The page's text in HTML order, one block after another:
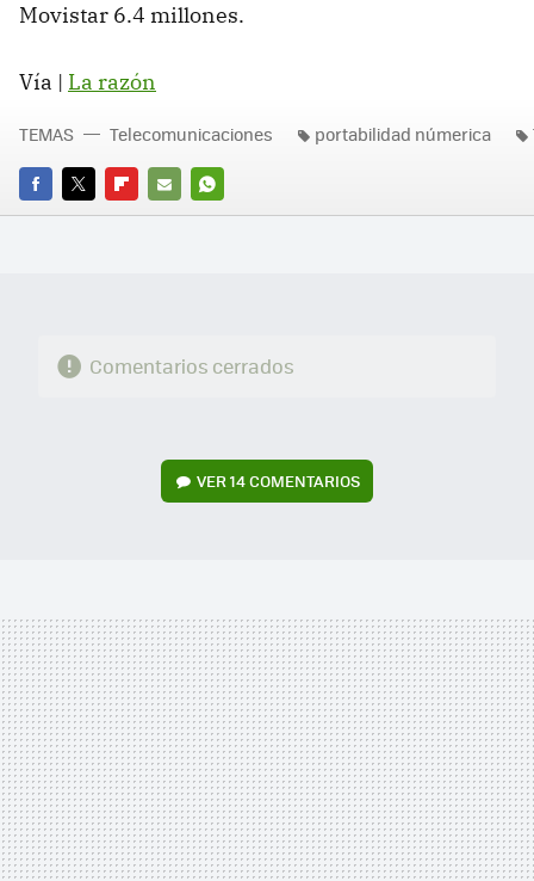
Movistar 6.4 millones.
Vía | La razón
FACEBOOK
TWITTERFLIPBOARD
E-
WHATSAPP
TEMAS Telecomunicaciones portabilidad númerica
Comentarios cerrados
VER14 COMENTARIOS